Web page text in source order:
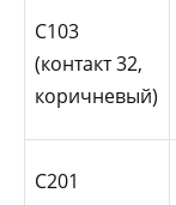
C103
(контакт 32,
коричневый)
С201